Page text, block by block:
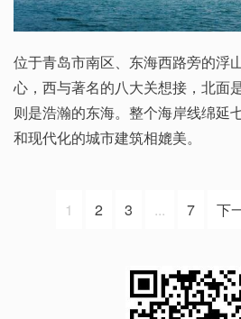
位于青岛市南区、东海西路旁的浮
心，西与著名的八大关想接，北面
则是浩瀚的东海。整个海岸线绵延
和现代化的城市建筑相媲美。
1 2 3 ... 7 下